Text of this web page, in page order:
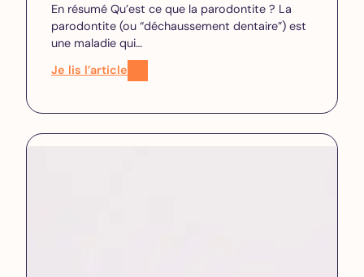
En résumé Qu’est ce que la parodontite ? La
parodontite (ou “déchaussement dentaire”) est
une maladie qui…
Je lis l’article